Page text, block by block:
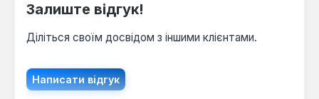
Залиште відгук!
Діліться своїм досвідом з іншими клієнтами.
Написати відгук